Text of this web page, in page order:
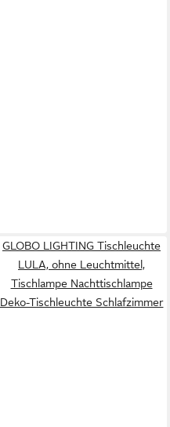
GLOBO LIGHTING Tischleuchte
LULA, ohne Leuchtmittel,
Tischlampe Nachttischlampe
Deko-Tischleuchte Schlafzimmer